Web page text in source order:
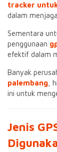
tracker
dalam
Sementara
penggunaan
efektif dalam
Banyak
palembang ,
ini untuk
Jenis